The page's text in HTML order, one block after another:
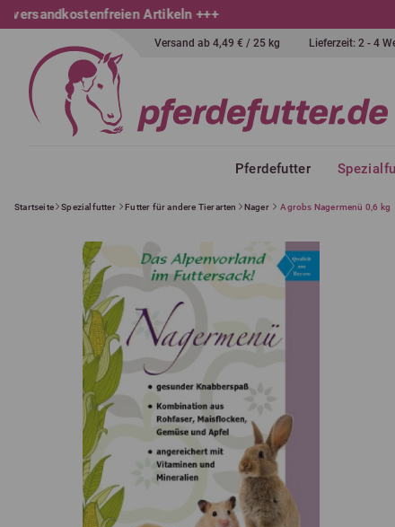
Versand ab 4,49 € / 25 kg Lieferzeit: 2 - 4
Pferdefutter
Startseite Spezialfutter Futter für andere Tierarten Nager Agrobs Nagermenü 0,6 kg